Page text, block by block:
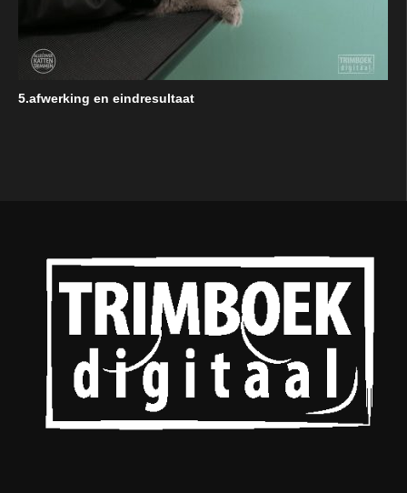
5.afwerking en eindresultaat